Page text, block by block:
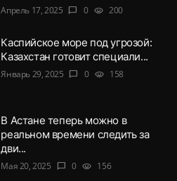
Апрель 17, 2025 chat_bubble 0 visibility 200
Каспийское море под угрозой:
Казахстан готовит специали...
Январь 29, 2025 chat_bubble 0 visibility 158
В Астане теперь можно в
реальном времени следить за
дви...
Мая 20, 2025 chat_bubble 0 visibility 156